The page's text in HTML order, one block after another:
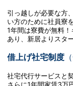
引っ越しが必要な方
い方のために社員寮
1年間は寮費が無料
あり、新居よりスタ
借上げ社宅制度
社宅代行サービスと
さらに1年間家賃3万